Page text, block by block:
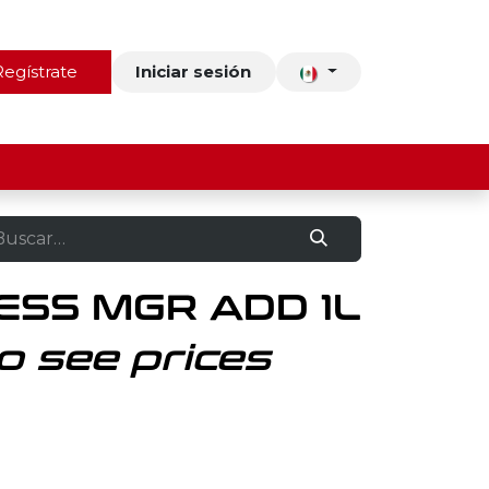
Contacto Iniciar sesión
MGR ADD 1L
see prices